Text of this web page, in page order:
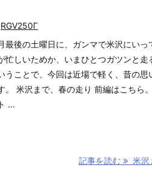
RGV250Γ
最後の土曜日に、ガンマで米沢にい
忙しいためか、いまひとつガツンと走
うことで、今回は近場で軽く、昔の
。 米沢まで、春の走り 前編はこちら
...
記事を読む 米